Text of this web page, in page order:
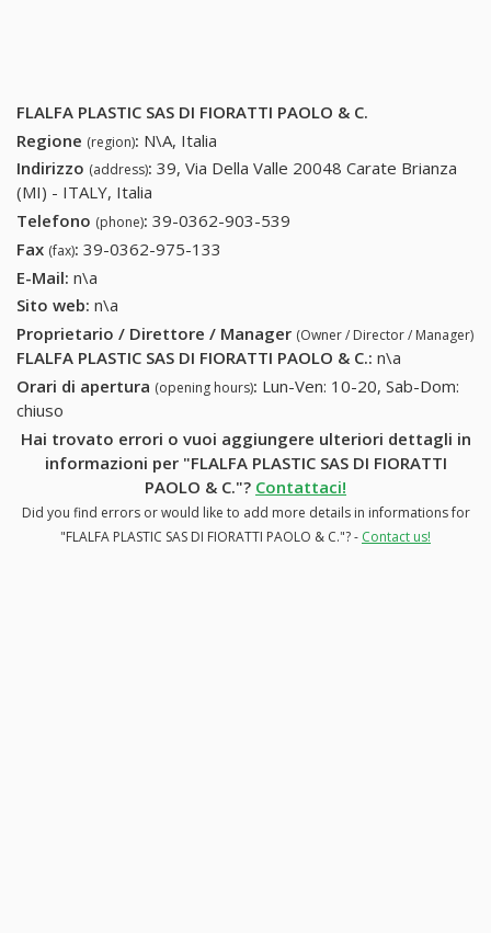
FLALFA PLASTIC SAS DI FIORATTI PAOLO & C.
Regione (region): N\A, Italia
Indirizzo (address): 39, Via Della Valle 20048 Carate Brianza
(MI) - ITALY, Italia
Telefono (phone): 39-0362-903-539
Fax (fax): 39-0362-975-133
E-Mail: n\a
Sito web: n\a
Proprietario / Direttore / Manager (Owner / Director / Manager)
FLALFA PLASTIC SAS DI FIORATTI PAOLO & C.: n\a
Orari di apertura (opening hours): Lun-Ven: 10-20, Sab-Dom:
chiuso
Hai trovato errori o vuoi aggiungere ulteriori dettagli in
informazioni per "FLALFA PLASTIC SAS DI FIORATTI
PAOLO & C."? Contattaci!
Did you find errors or would like to add more details in informations for
"FLALFA PLASTIC SAS DI FIORATTI PAOLO & C."? - Contact us!